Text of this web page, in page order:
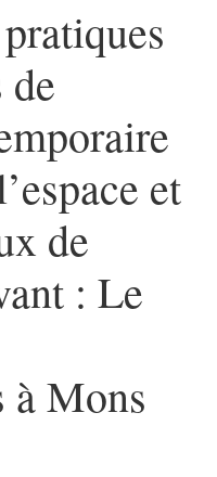
de
et
de
: Le
à Mons